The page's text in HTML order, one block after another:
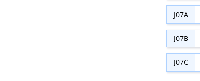
J07A
J07B
J07C